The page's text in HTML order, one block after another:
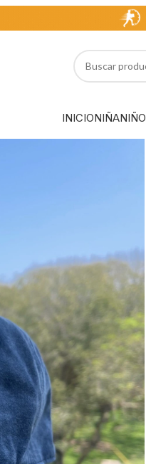
INICIONIÑANIÑO